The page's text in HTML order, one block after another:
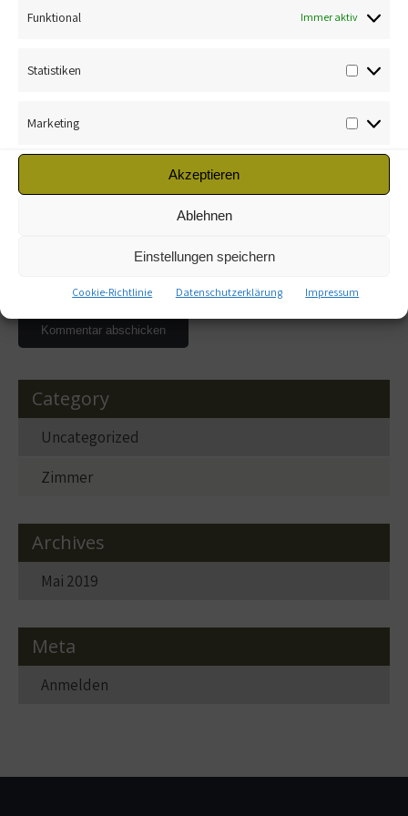
Funktional Immer aktiv
Statistiken
Marketing
Akzeptieren
Ablehnen
Einstellungen speichern
Cookie-Richtlinie Datenschutzerklärung Impressum
Name*
Category
Uncategorized
Zimmer
Archives
Mai 2019
Meta
Anmelden